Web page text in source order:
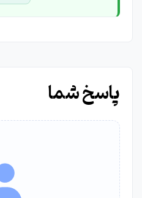
پاسخ شما